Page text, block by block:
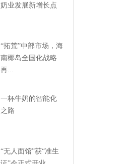
奶业发展新增长点
“拓荒”中部市场，海
南椰岛全国化战略
再...
一杯牛奶的智能化
之路
“无人面馆”获“准生